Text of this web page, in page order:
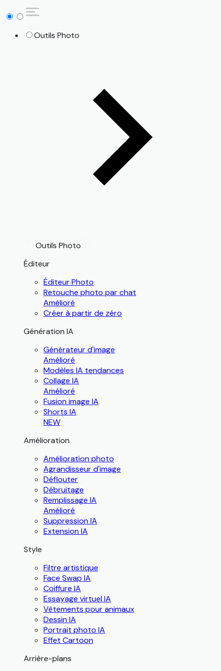
Outils Photo
Outils Photo
Éditeur
Éditeur Photo
Retouche photo par chat
Amélioré
Créer à partir de zéro
Génération IA
Générateur d'image
Amélioré
Modèles IA tendances
Collage IA
Amélioré
Fusion image IA
Shorts IA
NEW
Amélioration
Amélioration photo
Agrandisseur d'image
Déflouter
Débruitage
Remplissage IA
Amélioré
Suppression IA
Extension IA
Style
Filtre artistique
Face Swap IA
Coiffure IA
Essayage virtuel IA
Vêtements pour animaux
Dessin IA
Portrait photo IA
Effet Cartoon
Arrière-plans